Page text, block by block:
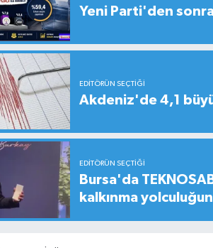
Yeni Parti'den
EDITÖRÜN SEÇTIĞI
Akdeniz'de 4,1
EDITÖRÜN SEÇTIĞI
Bursa'da
kalkınma